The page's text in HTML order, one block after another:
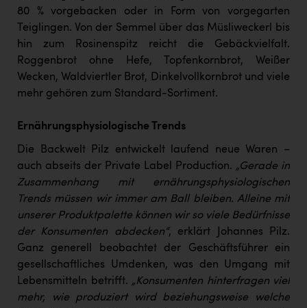
Vier Diamanten
Vorlagenportal
Wir besiegen Krebs
Wirtschaftskammer OÖ
ZULuft - Zukunft Luft Austria
Österreichisches Hebammengremium
Wirtschaftskammer OÖ Energiehandel
Dopgas
kunden basics
kontakt
80 % vorgebacken oder in Form von vorgegarten
Teiglingen. Von der Semmel über das Müsliweckerl bis
hin zum Rosinenspitz reicht die Gebäckvielfalt.
Roggenbrot ohne Hefe, Topfenkornbrot, Weißer
Wecken, Waldviertler Brot, Dinkelvollkornbrot und viele
mehr gehören zum Standard-Sortiment.
Ernährungsphysiologische Trends
Die Backwelt Pilz entwickelt laufend neue Waren –
auch abseits der Private Label Production. „Gerade in
Zusammenhang mit ernährungsphysiologischen
Trends müssen wir immer am Ball bleiben. Alleine mit
unserer Produktpalette können wir so viele Bedürfnisse
der Konsumenten abdecken“, erklärt Johannes Pilz.
Ganz generell beobachtet der Geschäftsführer ein
gesellschaftliches Umdenken, was den Umgang mit
Lebensmitteln betrifft. „Konsumenten hinterfragen viel
mehr, wie produziert wird beziehungsweise welche